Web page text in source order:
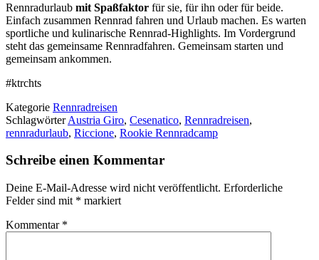
Rennradurlaub mit Spaßfaktor für sie, für ihn oder für beide.
Einfach zusammen Rennrad fahren und Urlaub machen. Es warten
sportliche und kulinarische Rennrad-Highlights. Im Vordergrund
steht das gemeinsame Rennradfahren. Gemeinsam starten und
gemeinsam ankommen.
#ktrchts
Kategorie Rennradreisen
SchlagwörterAustria Giro, Cesenatico, Rennradreisen,
rennradurlaub, Riccione, Rookie Rennradcamp
Schreibe einen Kommentar
Deine E-Mail-Adresse wird nicht veröffentlicht. Erforderliche
Felder sind mit * markiert
Kommentar *